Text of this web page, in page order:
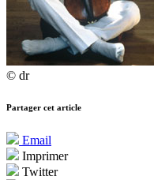
© dr
Partager cet article
Email
Imprimer
Twitter